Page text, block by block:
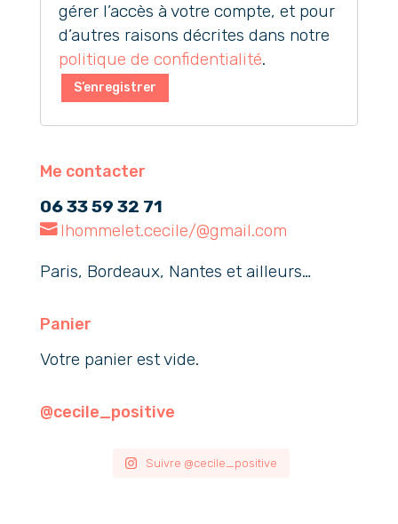
gérer l’accès à votre compte, et pour
d’autres raisons décrites dans notre
politique de confidentialité.
S’enregistrer
Me contacter
06 33 59 32 71
lhommelet.cecile/@gmail.com
Paris, Bordeaux, Nantes et ailleurs…
Panier
Votre panier est vide.
@cecile_positive
Suivre @cecile_positive